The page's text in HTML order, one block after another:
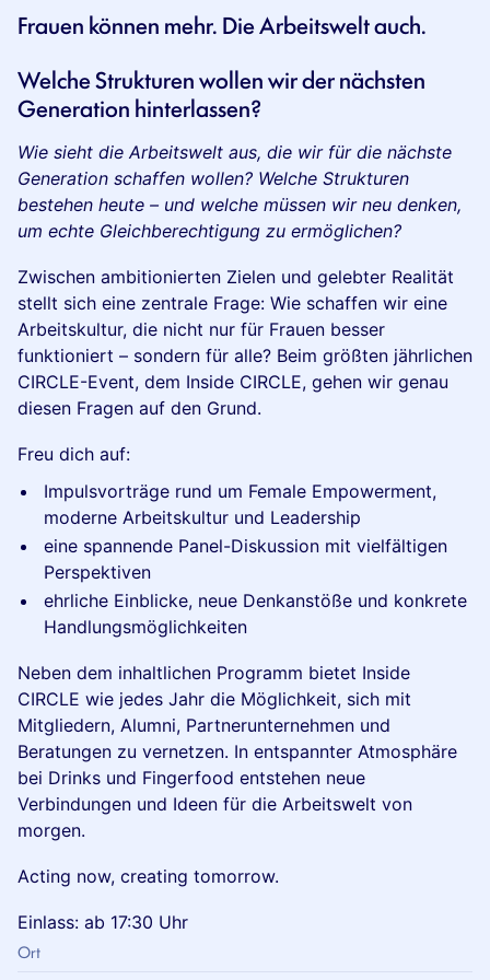
Frauen können mehr. Die Arbeitswelt auch.
Welche Strukturen wollen wir der nächsten
Generation hinterlassen?
Wie sieht die Arbeitswelt aus, die wir für die nächste
Generation schaffen wollen? Welche Strukturen
bestehen heute – und welche müssen wir neu denken,
um echte Gleichberechtigung zu ermöglichen?
Zwischen ambitionierten Zielen und gelebter Realität
stellt sich eine zentrale Frage: Wie schaffen wir eine
Arbeitskultur, die nicht nur für Frauen besser
funktioniert – sondern für alle? Beim größten jährlichen
CIRCLE-Event, dem Inside CIRCLE, gehen wir genau
diesen Fragen auf den Grund.
Freu dich auf:
Impulsvorträge rund um Female Empowerment,
moderne Arbeitskultur und Leadership
eine spannende Panel-Diskussion mit vielfältigen
Perspektiven
ehrliche Einblicke, neue Denkanstöße und konkrete
Handlungsmöglichkeiten
Neben dem inhaltlichen Programm bietet Inside
CIRCLE wie jedes Jahr die Möglichkeit, sich mit
Mitgliedern, Alumni, Partnerunternehmen und
Beratungen zu vernetzen. In entspannter Atmosphäre
bei Drinks und Fingerfood entstehen neue
Verbindungen und Ideen für die Arbeitswelt von
morgen.
Acting now, creating tomorrow.
Einlass: ab 17:30 Uhr
Ort